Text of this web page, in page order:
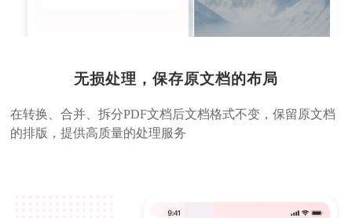
无损处理，保存原文档的布局
在转换、合并、拆分PDF文档后文档格式不变，保留原文档
的排版，提供高质量的处理服务